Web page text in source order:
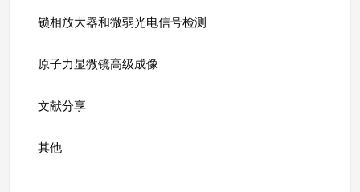
锁相放大器和微弱光电信号检测
原子力显微镜高级成像
文献分享
其他